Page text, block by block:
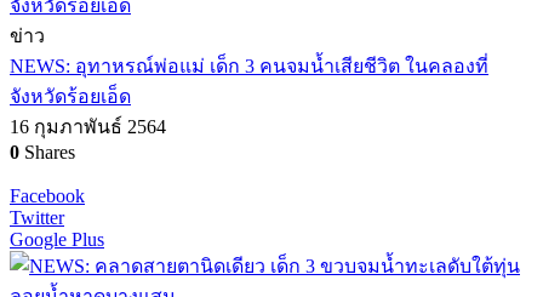
ข่าว
NEWS: อุทาหรณ์พ่อแม่ เด็ก 3 คนจมน้ำเสียชีวิต ในคลองที่
จังหวัดร้อยเอ็ด
16 กุมภาพันธ์ 2564
0 Shares
Facebook
Twitter
Google Plus